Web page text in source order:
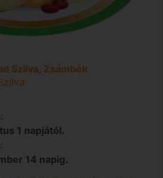
Szilva, Zsámbék
1 napjától.
14 napig.